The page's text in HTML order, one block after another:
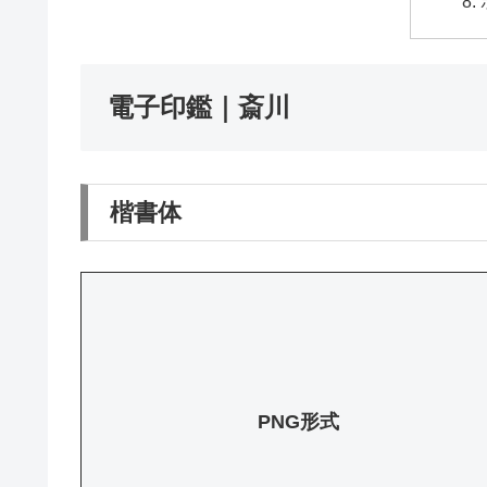
電子印鑑｜斎川
楷書体
PNG形式